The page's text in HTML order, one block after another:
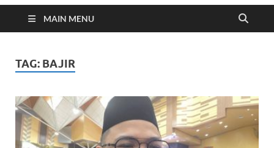
MAIN MENU
TAG: BAJIR